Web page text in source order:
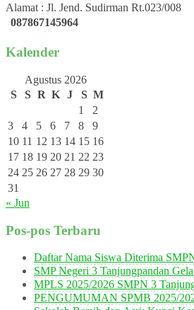
Alamat : Jl. Jend. Sudirman Rt.023/008
087867145964
Kalender
Agustus 2026
S
S R K J S M
1
2
3
4 5 6 7 8
9
10 11 12 13 14 15 16
17 18 19 20 21 22 23
24 25 26 27 28 29 30
31
« Jun
Pos-pos Terbaru
Daftar Nama Siswa Diterima
SMP Negeri 3 Tanjungpandan
MPLS 2025/2026 SMPN 3
PENGUMUMAN SPMB 2025/